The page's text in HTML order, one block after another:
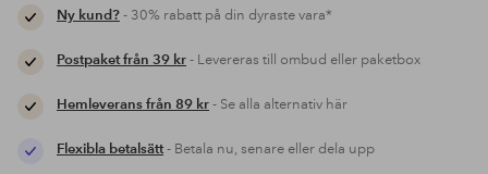
Ny kund?- 30% rabatt på din dyraste vara*
Postpaket från 39 kr- Levereras till ombud eller paketbox
Hemleverans från 89 kr- Se alla alternativ här
Flexibla betalsätt- Betala nu, senare eller dela upp